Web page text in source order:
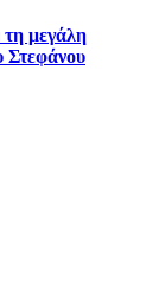
μεγάλη
Στεφάνου